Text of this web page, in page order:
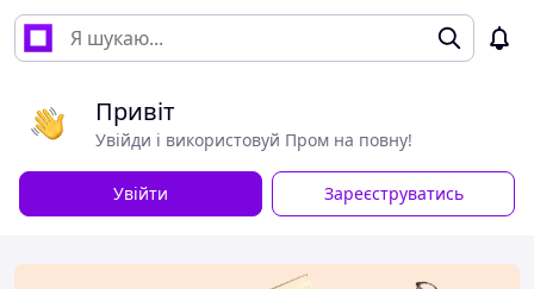
Привіт
Увійди і використовуй Пром на повну!
Увійти Зареєструватись